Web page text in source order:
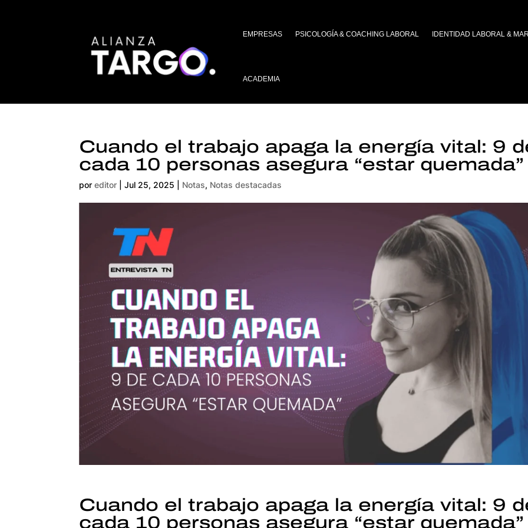
EMPRESAS PSICOLOGÍA & COACHING LABORAL IDENTIDAD LABORAL &
ACADEMIA
Cuando el trabajo apaga la energía vital: 9
cada 10 personas asegura “estar quemada”
poreditor |Jul 25, 2025 Notas, Notas destacadas
Cuando el trabajo apaga la energía vital: 9
cada 10 personas asegura “estar quemada”